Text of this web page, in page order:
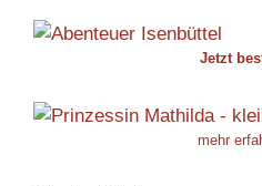
Jetzt
mehr